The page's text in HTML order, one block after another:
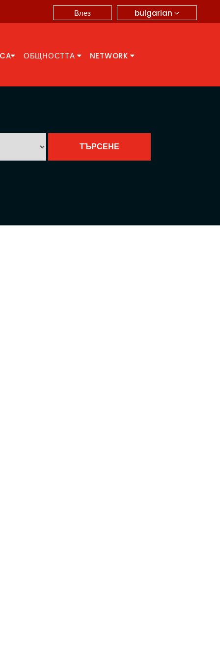
bulgarian
Влез
ОБЩНОСТТА NETWORK